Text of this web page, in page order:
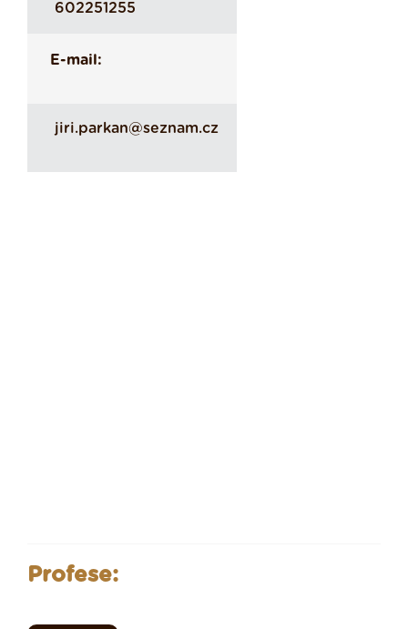
602251255
E-mail:
jiri.parkan@seznam.cz
Profese: